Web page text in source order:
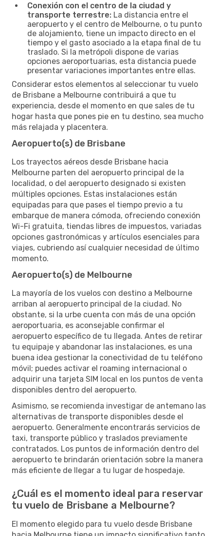
Conexión con el centro de la ciudad y
transporte terrestre: La distancia entre el
aeropuerto y el centro de Melbourne, o tu punto
de alojamiento, tiene un impacto directo en el
tiempo y el gasto asociado a la etapa final de tu
traslado. Si la metrópoli dispone de varias
opciones aeroportuarias, esta distancia puede
presentar variaciones importantes entre ellas.
Considerar estos elementos al seleccionar tu vuelo
de Brisbane a Melbourne contribuirá a que tu
experiencia, desde el momento en que sales de tu
hogar hasta que pones pie en tu destino, sea mucho
más relajada y placentera.
Aeropuerto(s) de Brisbane
Los trayectos aéreos desde Brisbane hacia
Melbourne parten del aeropuerto principal de la
localidad, o del aeropuerto designado si existen
múltiples opciones. Estas instalaciones están
equipadas para que pases el tiempo previo a tu
embarque de manera cómoda, ofreciendo conexión
Wi-Fi gratuita, tiendas libres de impuestos, variadas
opciones gastronómicas y artículos esenciales para
viajes, cubriendo así cualquier necesidad de último
momento.
Aeropuerto(s) de Melbourne
La mayoría de los vuelos con destino a Melbourne
arriban al aeropuerto principal de la ciudad. No
obstante, si la urbe cuenta con más de una opción
aeroportuaria, es aconsejable confirmar el
aeropuerto específico de tu llegada. Antes de retirar
tu equipaje y abandonar las instalaciones, es una
buena idea gestionar la conectividad de tu teléfono
móvil; puedes activar el roaming internacional o
adquirir una tarjeta SIM local en los puntos de venta
disponibles dentro del aeropuerto.
Asimismo, se recomienda investigar de antemano las
alternativas de transporte disponibles desde el
aeropuerto. Generalmente encontrarás servicios de
taxi, transporte público y traslados previamente
contratados. Los puntos de información dentro del
aeropuerto te brindarán orientación sobre la manera
más eficiente de llegar a tu lugar de hospedaje.
¿Cuál es el momento ideal para reservar
tu vuelo de Brisbane a Melbourne?
El momento elegido para tu vuelo desde Brisbane